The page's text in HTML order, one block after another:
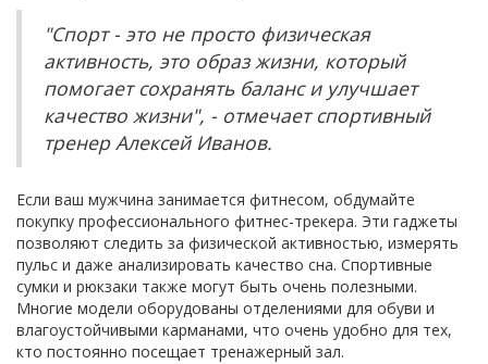
"Спорт - это не просто физическая
активность, это образ жизни, который
помогает сохранять баланс и улучшает
качество жизни", - отмечает спортивный
тренер Алексей Иванов.
Если ваш мужчина занимается фитнесом, обдумайте
покупку профессионального фитнес-трекера. Эти гаджеты
позволяют следить за физической активностью, измерять
пульс и даже анализировать качество сна. Спортивные
сумки и рюкзаки также могут быть очень полезными.
Многие модели оборудованы отделениями для обуви и
влагоустойчивыми карманами, что очень удобно для тех,
кто постоянно посещает тренажерный зал.